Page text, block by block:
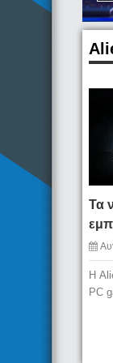
Τα
Η
PC